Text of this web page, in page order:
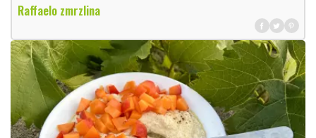
Raffaelo zmrzlina